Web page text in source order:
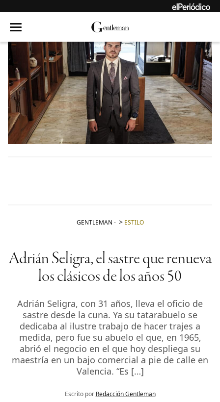
GENTLEMAN - ESTILO
Adrián Seligra, el sastre que renueva
los clásicos de los años 50
Adrián Seligra, con 31 años, lleva el oficio de
sastre desde la cuna. Ya su tatarabuelo se
dedicaba al ilustre trabajo de hacer trajes a
medida, pero fue su abuelo el que, en 1965,
abrió el negocio en el que hoy despliega su
maestría en un bajo comercial a pie de calle en
Valencia. “Es […]
Escrito por Redacción Gentleman